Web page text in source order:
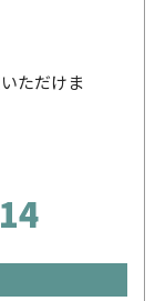
ただけま